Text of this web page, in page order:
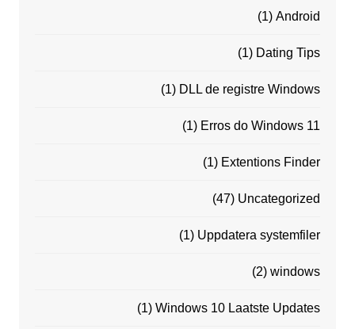
Android
(1)
Dating Tips
(1)
DLL de registre Windows
(1)
Erros do Windows 11
(1)
Extentions Finder
(1)
Uncategorized
(47)
Uppdatera systemfiler
(1)
windows
(2)
Windows 10 Laatste Updates
(1)